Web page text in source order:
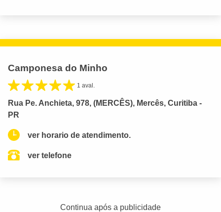
Camponesa do Minho
1 aval.
Rua Pe. Anchieta, 978, (MERCÊS), Mercês, Curitiba -
PR
ver horario de atendimento.
ver telefone
Continua após a publicidade